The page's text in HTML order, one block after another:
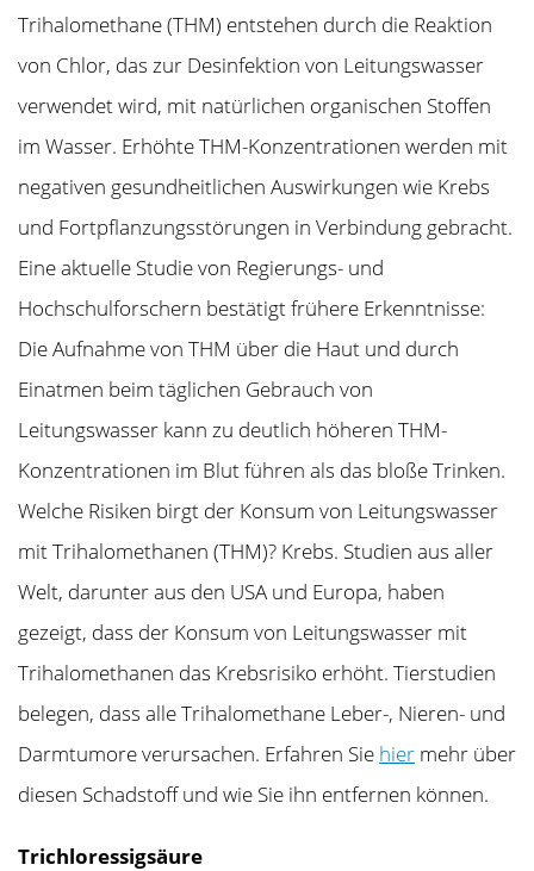
Trihalomethane (THM) entstehen durch die Reaktion
von Chlor, das zur Desinfektion von Leitungswasser
verwendet wird, mit natürlichen organischen Stoffen
im Wasser. Erhöhte THM-Konzentrationen werden mit
negativen gesundheitlichen Auswirkungen wie Krebs
und Fortpflanzungsstörungen in Verbindung gebracht.
Eine aktuelle Studie von Regierungs- und
Hochschulforschern bestätigt frühere Erkenntnisse:
Die Aufnahme von THM über die Haut und durch
Einatmen beim täglichen Gebrauch von
Leitungswasser kann zu deutlich höheren THM-
Konzentrationen im Blut führen als das bloße Trinken.
Welche Risiken birgt der Konsum von Leitungswasser
mit Trihalomethanen (THM)? Krebs. Studien aus aller
Welt, darunter aus den USA und Europa, haben
gezeigt, dass der Konsum von Leitungswasser mit
Trihalomethanen das Krebsrisiko erhöht. Tierstudien
belegen, dass alle Trihalomethane Leber-, Nieren- und
Darmtumore verursachen. Erfahren Sie hier mehr über
diesen Schadstoff und wie Sie ihn entfernen können.
Trichloressigsäure